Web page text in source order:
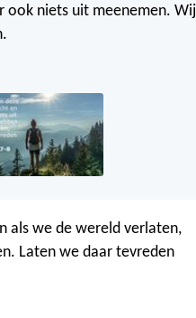
ook niets uit meenemen. Wij
als we de wereld verlaten,
Laten we daar tevreden